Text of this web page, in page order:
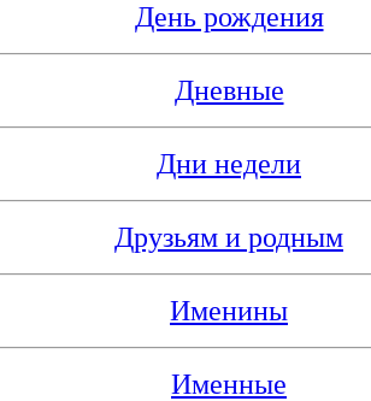
День рождения
Дневные
Дни недели
Друзьям и родным
Именины
Именные